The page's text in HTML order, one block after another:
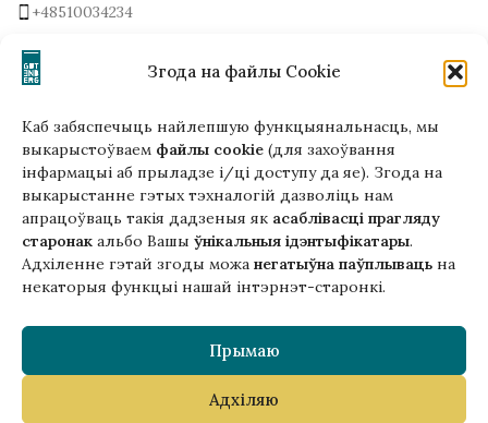
Згода на файлы Cookie
Каб забяспечыць найлепшую функцыянальнасць, мы
выкарыстоўваем файлы cookie (для захоўвання
інфармацыі аб прыладзе і/ці доступу да яе). Згода на
выкарыстанне гэтых тэхналогій дазволіць нам
апрацоўваць такія дадзеныя як асаблівасці прагляду
старонак альбо Вашы ўнікальныя ідэнтыфікатары.
Адхіленне гэтай згоды можа негатыўна паўплываць на
некаторыя функцыі нашай інтэрнэт-старонкі.
Прымаю
Адхіляю
Гэтая версія сайта створана
ў рамках праекта ArtPower
з падтрымкай Еўрапейскага Саюзу
+48510034234
Написать нам!